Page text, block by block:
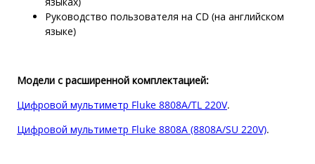
Руководство пользователя на CD (на английском
языке)
Модели с расширенной комплектацией:
Цифровой мультиметр Fluke 8808A/TL 220V.
Цифровой мультиметр Fluke 8808A (8808A/SU 220V).